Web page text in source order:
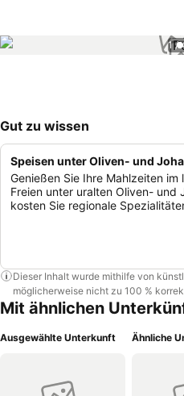
1 /
Gut zu wissen
Speisen unter Oliven- und
Genießen Sie Ihre Mahlzeiten
Freien unter uralten Oliven- und
kosten Sie regionale
Dieser Inhalt wurde mithilfe von
möglicherweise nicht zu 100 %
Mit ähnlichen
Ausgewählte Unterkunft Ähnliche